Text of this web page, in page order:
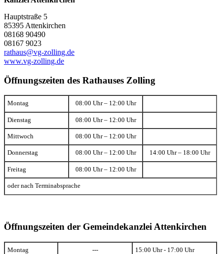
Hauptstraße 5
85395 Attenkirchen
08168 90490
08167 9023
rathaus@vg-zolling.de
www.vg-zolling.de
Öffnungszeiten des Rathauses Zolling
Montag 08:00 Uhr – 12:00 Uhr
Dienstag 08:00 Uhr – 12:00 Uhr
Mittwoch 08:00 Uhr – 12:00 Uhr
Donnerstag 08:00 Uhr – 12:00 Uhr 14:00 Uhr – 18:00 Uhr
Freitag 08:00 Uhr – 12:00 Uhr
oder nach Terminabsprache
Öffnungszeiten der Gemeindekanzlei Attenkirchen
Montag --- 15:00 Uhr - 17:00 Uhr